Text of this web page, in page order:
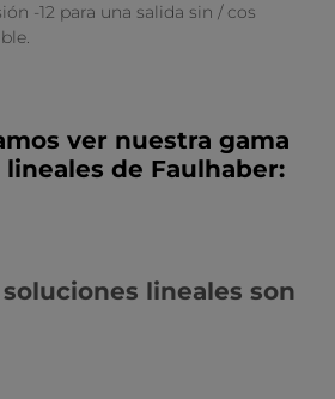
-12 para una salida sin / cos
ver nuestra gama
de Faulhaber:
lineales son